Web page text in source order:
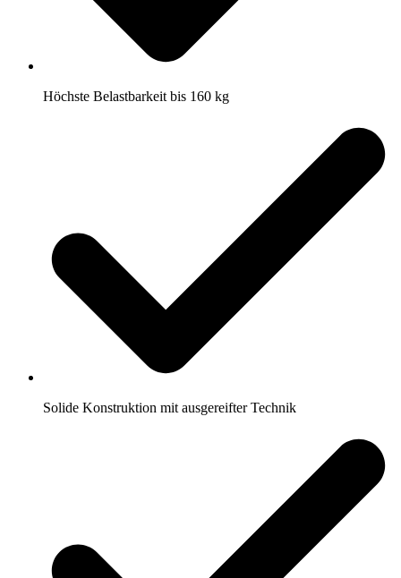
Höchste Belastbarkeit bis 160 kg
Solide Konstruktion mit ausgereifter Technik